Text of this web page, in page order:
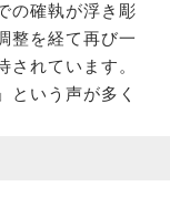
の確執が浮き彫
整を経て再び一
されています。
という声が多く